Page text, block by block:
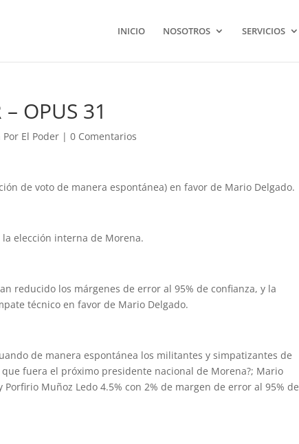
INICIO NOSOTROS SERVICIOS
OPUS 31
Por El Poder |0 Comentarios
de voto de manera espontánea) en favor de Mario Delgado.
elección interna de Morena.
reducido los márgenes de error al 95% de confianza, y la
técnico en favor de Mario Delgado.
de manera espontánea los militantes y simpatizantes de
fuera el próximo presidente nacional de Morena?; Mario
Muñoz Ledo 4.5% con 2% de margen de error al 95% de